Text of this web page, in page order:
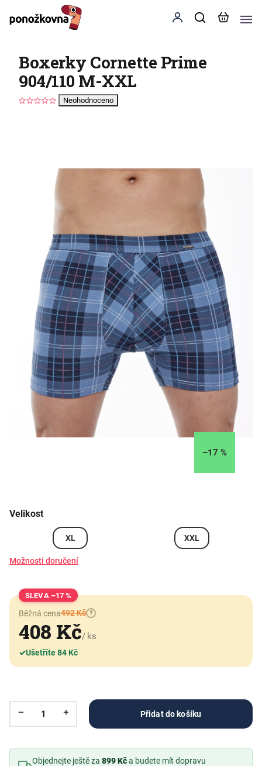
Boxerky Cornette Prime
904/110 M-XXL
Neohodnoceno
–17 %
Velikost
XL XXL
Možnosti doručení
–17 %
Běžná cena492 Kč ?
408 Kč/ ks
✓Ušetříte 84 Kč
Přidat do košíku
Objednejte ještě za 899 Kča budete mít dopravu